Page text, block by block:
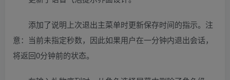
添加了说明上次退出主菜单时更新保存时间的指示。注
意：当前未指定秒数，因此如果用户在一分钟内退出会话，
将返回0分钟前的状态。